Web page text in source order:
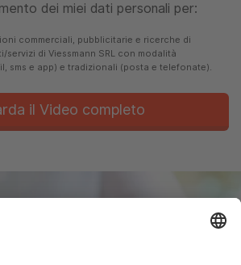
dei miei dati personali per:
commerciali, pubblicitarie e ricerche di
servizi di Viessmann SRL con modalità
sms e app) e tradizionali (posta e telefonate).